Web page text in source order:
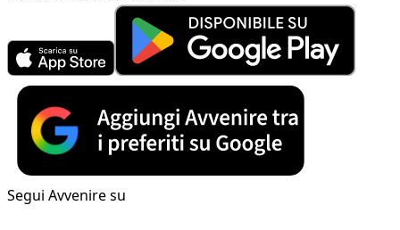
Segui Avvenire su